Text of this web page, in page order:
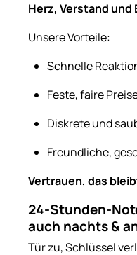
Herz, Verstand und
Unsere Vorteile:
Schnelle
Feste, faire
Diskrete und
Freundliche,
Vertrauen, das
24-Stunden-
auch nachts &
Tür zu, Schlüssel